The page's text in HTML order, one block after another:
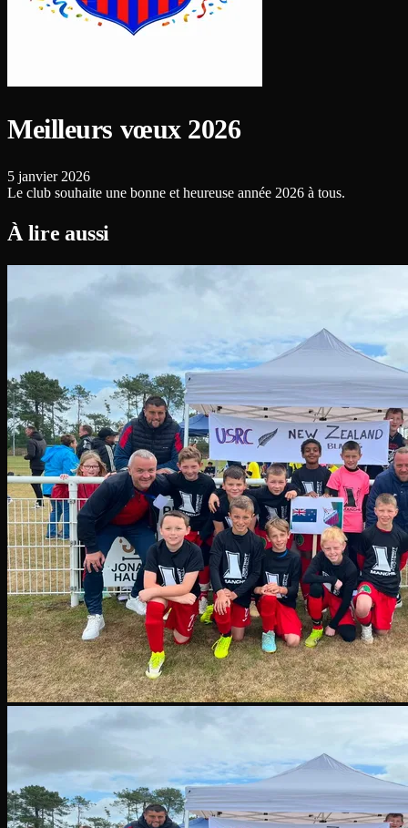
Meilleurs vœux 2026
5 janvier 2026
Le club souhaite une bonne et heureuse année 2026 à tous.
À lire aussi